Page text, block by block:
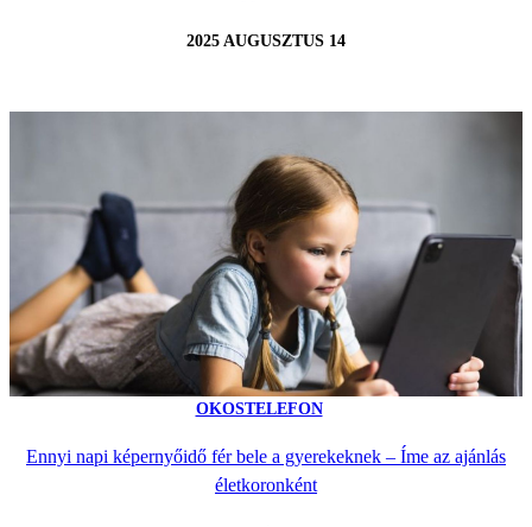
2025 AUGUSZTUS 14
OKOSTELEFON
Ennyi napi képernyőidő fér bele a gyerekeknek – Íme az ajánlás
életkoronként